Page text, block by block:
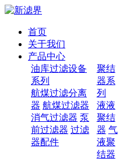
首页
关于我们
产品中心
油库过滤设备
系列
航煤过滤分离
器 航煤过滤器
消气过滤器 泵
前过滤器 过滤
器配件
聚结
器系
列
液液
聚结
器 气
液聚
结器